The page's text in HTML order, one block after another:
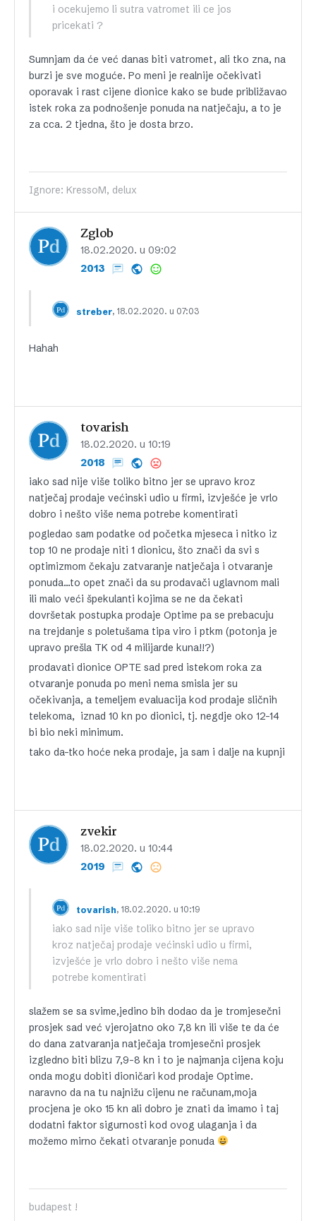
i ocekujemo li sutra vatromet ili ce jos
pricekati ?
Sumnjam da će već danas biti vatromet, ali tko zna, na
burzi je sve moguće. Po meni je realnije očekivati
oporavak i rast cijene dionice kako se bude približavao
istek roka za podnošenje ponuda na natječaju, a to je
za cca. 2 tjedna, što je dosta brzo.
Ignore: KressoM, delux
Zglob
18.02.2020. u 09:02
2013
streber, 18.02.2020. u 07:03
Hahah
tovarish
18.02.2020. u 10:19
2018
iako sad nije više toliko bitno jer se upravo kroz
natječaj prodaje većinski udio u firmi, izvješće je vrlo
dobro i nešto više nema potrebe komentirati
pogledao sam podatke od početka mjeseca i nitko iz
top 10 ne prodaje niti 1 dionicu, što znači da svi s
optimizmom čekaju zatvaranje natječaja i otvaranje
ponuda…to opet znači da su prodavači uglavnom mali
ili malo veći špekulanti kojima se ne da čekati
dovršetak postupka prodaje Optime pa se prebacuju
na trejdanje s poletušama tipa viro i ptkm (potonja je
upravo prešla TK od 4 milijarde kuna!!?)
prodavati dionice OPTE sad pred istekom roka za
otvaranje ponuda po meni nema smisla jer su
očekivanja, a temeljem evaluacija kod prodaje sličnih
telekoma, iznad 10 kn po dionici, tj. negdje oko 12-14
bi bio neki minimum.
tako da-tko hoće neka prodaje, ja sam i dalje na kupnji
zvekir
18.02.2020. u 10:44
2019
tovarish, 18.02.2020. u 10:19
iako sad nije više toliko bitno jer se upravo
kroz natječaj prodaje većinski udio u firmi,
izvješće je vrlo dobro i nešto više nema
potrebe komentirati
slažem se sa svime,jedino bih dodao da je tromjesečni
prosjek sad već vjerojatno oko 7,8 kn ili više te da će
do dana zatvaranja natječaja tromjesečni prosjek
izgledno biti blizu 7,9-8 kn i to je najmanja cijena koju
onda mogu dobiti dioničari kod prodaje Optime.
naravno da na tu najnižu cijenu ne računam,moja
procjena je oko 15 kn ali dobro je znati da imamo i taj
dodatni faktor sigurnosti kod ovog ulaganja i da
možemo mirno čekati otvaranje ponuda
budapest !